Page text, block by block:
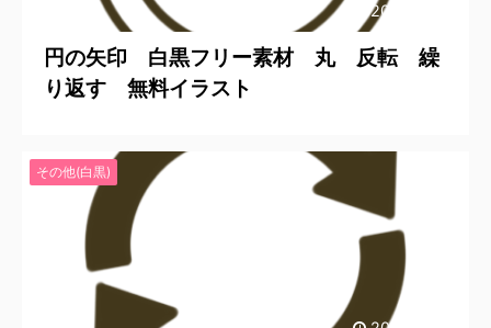
2024/12/10
円の矢印 白黒フリー素材 丸 反転 繰
り返す 無料イラスト
その他(白黒)